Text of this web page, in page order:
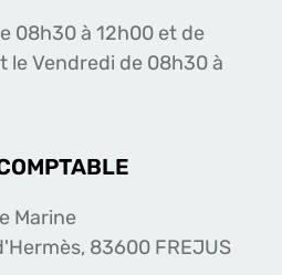
08h30 à 12h00 et de
le Vendredi de 08h30 à
Marine
83600 FREJUS